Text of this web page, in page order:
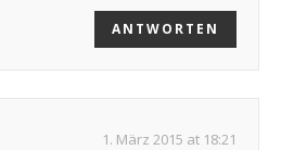
ANTWORTEN
1. März 2015 at 18:21